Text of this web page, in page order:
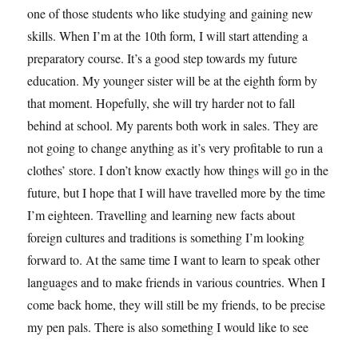
one of those students who like studying and gaining new
skills. When I’m at the 10th form, I will start attending a
preparatory course. It’s a good step towards my future
education. My younger sister will be at the eighth form by
that moment. Hopefully, she will try harder not to fall
behind at school. My parents both work in sales. They are
not going to change anything as it’s very profitable to run a
clothes’ store. I don’t know exactly how things will go in the
future, but I hope that I will have travelled more by the time
I’m eighteen. Travelling and learning new facts about
foreign cultures and traditions is something I’m looking
forward to. At the same time I want to learn to speak other
languages and to make friends in various countries. When I
come back home, they will still be my friends, to be precise
my pen pals. There is also something I would like to see